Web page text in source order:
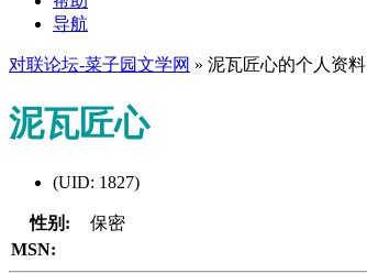
导航
对联论坛-菜子园文学网 » 泥瓦匠心的个人资料
泥瓦匠心
(UID: 1827)
性别:
保密
MSN: